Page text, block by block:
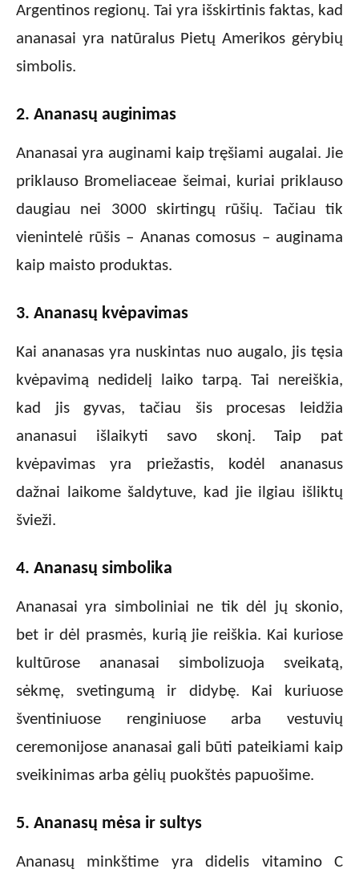
Argentinos regionų. Tai yra išskirtinis faktas, kad
ananasai yra natūralus Pietų Amerikos gėrybių
simbolis.
2. Ananasų auginimas
Ananasai yra auginami kaip tręšiami augalai. Jie
priklauso Bromeliaceae šeimai, kuriai priklauso
daugiau nei 3000 skirtingų rūšių. Tačiau tik
vienintelė rūšis – Ananas comosus – auginama
kaip maisto produktas.
3. Ananasų kvėpavimas
Kai ananasas yra nuskintas nuo augalo, jis tęsia
kvėpavimą nedidelį laiko tarpą. Tai nereiškia,
kad jis gyvas, tačiau šis procesas leidžia
ananasui išlaikyti savo skonį. Taip pat
kvėpavimas yra priežastis, kodėl ananasus
dažnai laikome šaldytuve, kad jie ilgiau išliktų
švieži.
4. Ananasų simbolika
Ananasai yra simboliniai ne tik dėl jų skonio,
bet ir dėl prasmės, kurią jie reiškia. Kai kuriose
kultūrose ananasai simbolizuoja sveikatą,
sėkmę, svetingumą ir didybę. Kai kuriuose
šventiniuose renginiuose arba vestuvių
ceremonijose ananasai gali būti pateikiami kaip
sveikinimas arba gėlių puokštės papuošime.
5. Ananasų mėsa ir sultys
Ananasų minkštime yra didelis vitamino C